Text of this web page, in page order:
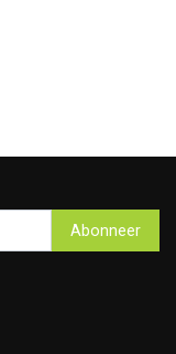
Abonneer